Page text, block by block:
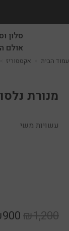
סלון
אולם
עמוד הבית אקססוריז
מנורת
עשויות משי
₪1,200
900